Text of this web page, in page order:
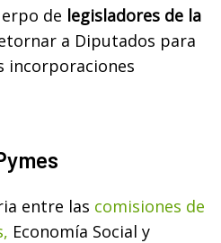
de legisladores de la
a Diputados para
incorporaciones
entre las comisiones de
Economía Social y